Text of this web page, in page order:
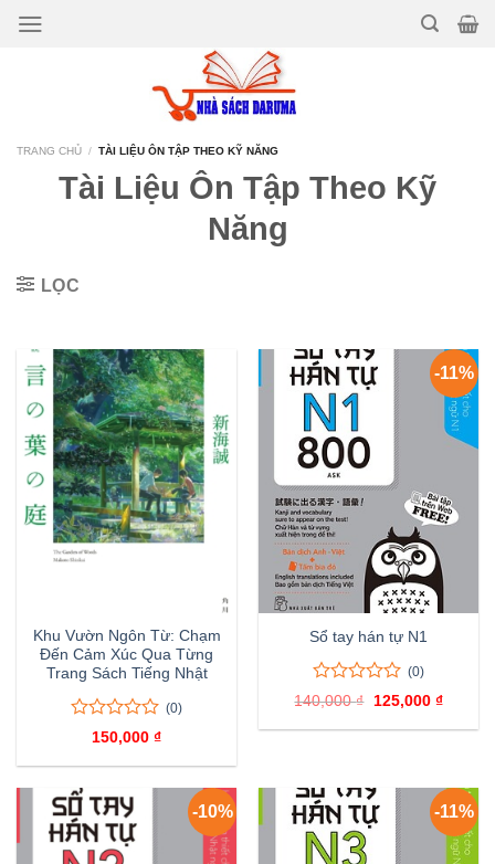
Bỏ
TRANG CHỦ / TÀI LIỆU ÔN TẬP THEO KỸ NĂNG
Tài Liệu Ôn Tập Theo Kỹ
Năng
LỌC
Khu Vườn Ngôn Từ: Chạm
Đến Cảm Xúc Qua Từng
Trang Sách Tiếng Nhật
5
đánh
giá
(0)
150,000 ₫
-11%
Sổ tay hán tự N1
0
trên
5
0
(0)
140,000₫
Giá
là:
125,000 ₫Giá
tại
-10% -11%